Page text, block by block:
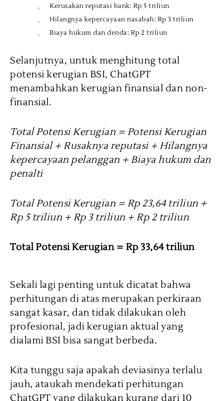
Kerusakan reputasi bank: Rp 5 triliun
Hilangnya kepercayaan nasabah: Rp 3 triliun
Biaya hukum dan denda: Rp 2 triliun
Selanjutnya, untuk menghitung total
potensi kerugian BSI, ChatGPT
menambahkan kerugian finansial dan non-
finansial.
Total Potensi Kerugian = Potensi Kerugian
Finansial + Rusaknya reputasi + Hilangnya
kepercayaan pelanggan + Biaya hukum dan
penalti
Total Potensi Kerugian = Rp 23,64 triliun +
Rp 5 triliun + Rp 3 triliun + Rp 2 triliun
Total Potensi Kerugian = Rp 33,64 triliun
Sekali lagi penting untuk dicatat bahwa
perhitungan di atas merupakan perkiraan
sangat kasar, dan tidak dilakukan oleh
profesional, jadi kerugian aktual yang
dialami BSI bisa sangat berbeda.
Kita tunggu saja apakah deviasinya terlalu
jauh, ataukah mendekati perhitungan
ChatGPT yang dilakukan kurang dari 10